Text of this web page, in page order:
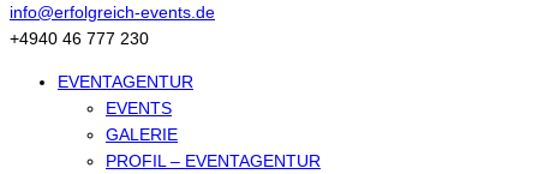
nach:
info@erfolgreich-events.de
+4940 46 777 230
EVENTAGENTUR
EVENTS
GALERIE
PROFIL – EVENTAGENTUR